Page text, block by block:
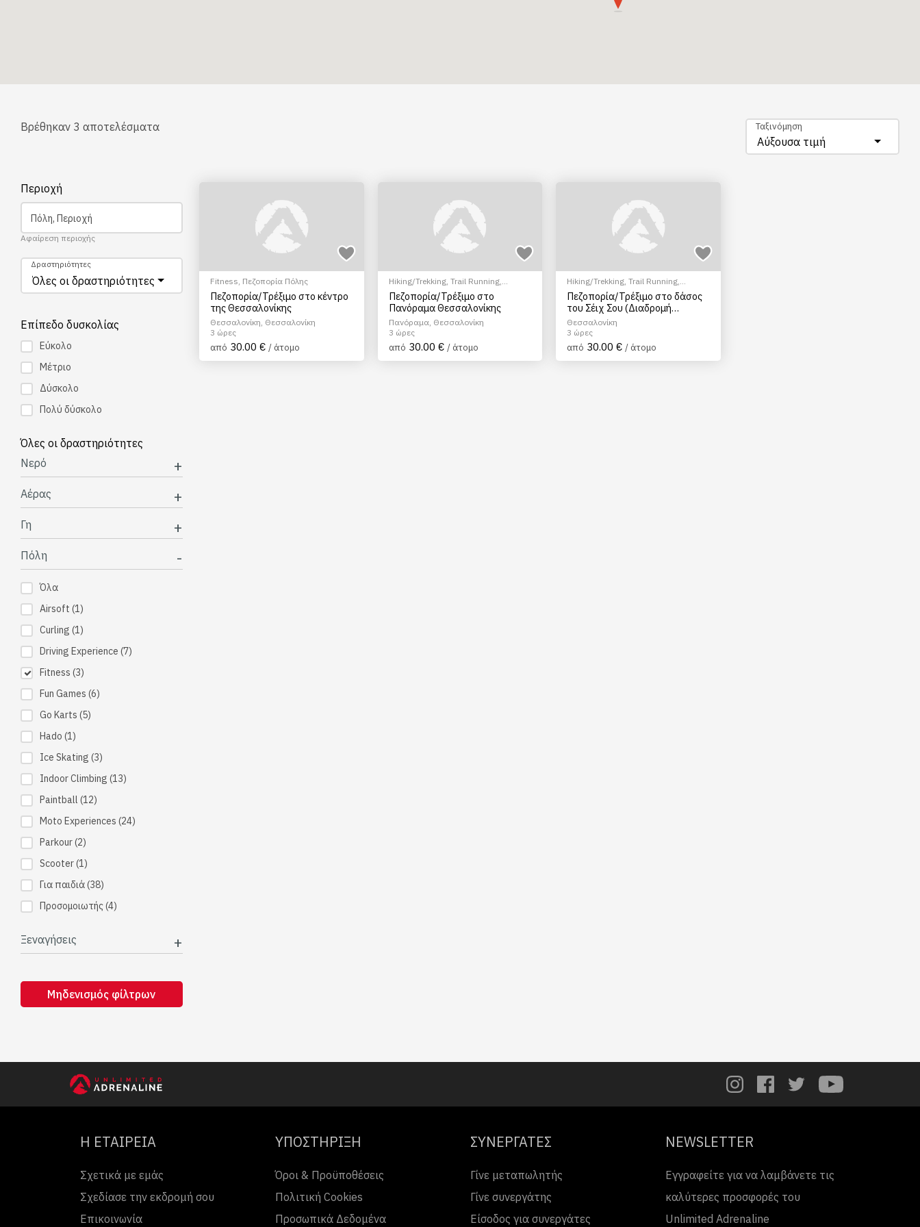
Βρέθηκαν 3 αποτελέσματα
Αύξουσα τιμή
Ταξινόμηση
Περιοχή
Πόλη, Περιοχή
Αφαίρεση περιοχής
Όλες οι δραστηριότητες
Δραστηριότητες
Επίπεδο δυσκολίας
Εύκολο
Μέτριο
Δύσκολο
Πολύ δύσκολο
Όλες οι δραστηριότητες
Νερό
Αέρας
Γη
Πόλη
Όλα
Airsoft (1)
Curling (1)
Driving Experience (7)
Fitness (3)
Fun Games (6)
Go Karts (5)
Hado (1)
Ice Skating (3)
Indoor Climbing (13)
Paintball (12)
Moto Experiences (24)
Parkour(2)
Scooter(1)
Για παιδιά(38)
Προσομοιωτής(4)
Ξεναγήσεις
Μηδενισμός φίλτρων
Fitness, Πεζοπορία Πόλης
Πεζοπορία/Τρέξιμο στο κέντρο
της Θεσσαλονίκης
Θεσσαλονίκη, Θεσσαλονίκη
3 ώρες
από 30.00 € / άτομο
Hiking/Trekking, Trail Running,
Fitness
Πεζοπορία/Τρέξιμο στο
Πανόραμα Θεσσαλονίκης
Πανόραμα, Θεσσαλονίκη
3 ώρες
από 30.00 € / άτομο
Hiking/Trekking,Trail Running,
Fitness
Πεζοπορία/Τρέξιμο στο δάσος
του Σέιχ Σου (Διαδρομή
Ηφαίστου)
Θεσσαλονίκη
3 ώρες
από 30.00 € / άτομο
Η ΕΤΑΙΡΕΙΑ
Σχετικά με εμάς
Σχεδίασε την εκδρομή σου
Επικοινωνία
ΥΠΟΣΤΗΡΙΞΗ
Όροι & Προϋποθέσεις
Πολιτική Cookies
Προσωπικά Δεδομένα
ΣΥΝΕΡΓΑΤΕΣ
Γίνε μεταπωλητής
Γίνε συνεργάτης
Είσοδος για συνεργάτες
NEWSLETTER
Εγγραφείτε για να λαμβάνετε τις
καλύτερες προσφορές του
Unlimited Adrenaline